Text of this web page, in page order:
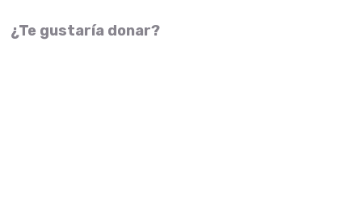
¿Te gustaría donar?